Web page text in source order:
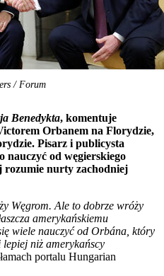
/ Forum
Benedykta, komentuje
Orbanem na Florydzie,
Pisarz i publicysta
nauczyć od węgierskiego
rozumie nurty zachodniej
Węgrom. Ale to dobrze wróży
amerykańskiemu
wiele nauczyć od Orbána, który
niż amerykańscy
portalu Hungarian